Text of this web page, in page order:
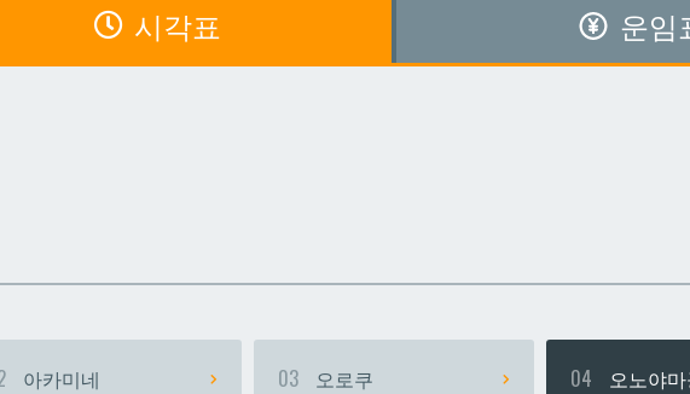
시립병원앞 기보
시립병원앞 기보
시각표 운임
아카미네 03 오로쿠 04 오노야